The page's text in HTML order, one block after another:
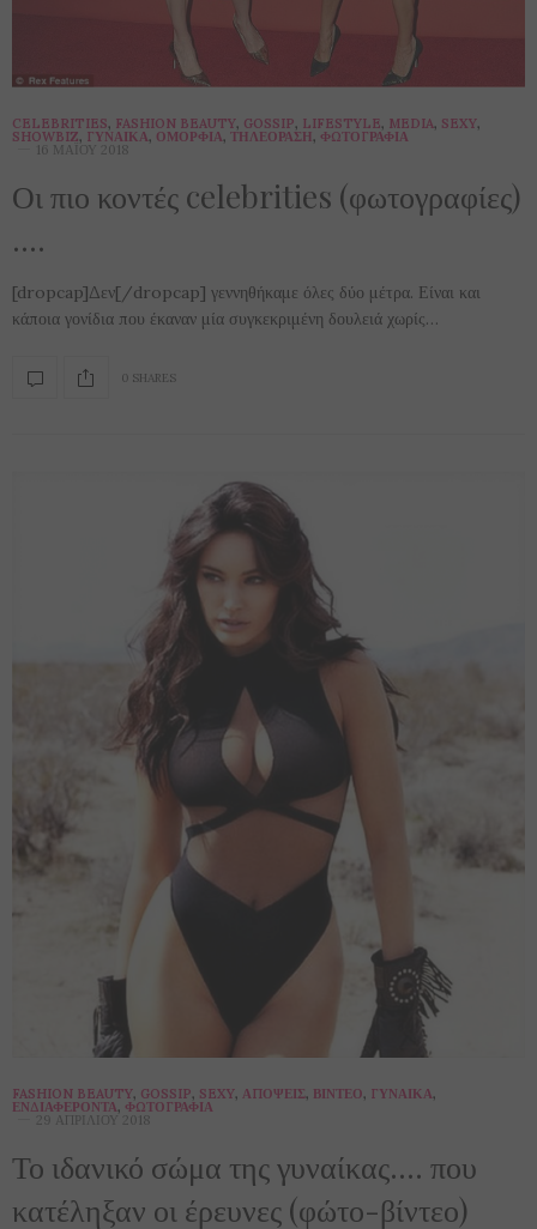
CELEBRITIES, FASHION BEAUTY, GOSSIP, LIFESTYLE, MEDIA, SEXY,
SHOWBIZ, ΓΥΝΑΊΚΑ, ΟΜΟΡΦΙΆ, ΤΗΛΕΌΡΑΣΗ, ΦΩΤΟΓΡΑΦΊΑ
16 ΜΑΪ́ΟΥ 2018
Οι πιο κοντές celebrities (φωτογραφίες)
….
[dropcap]Δεν[/dropcap] γεννηθήκαμε όλες δύο μέτρα. Είναι και
κάποια γονίδια που έκαναν μία συγκεκριμένη δουλειά χωρίς…
0 SHARES
FASHION BEAUTY, GOSSIP, SEXY, ΑΠΌΨΕΙΣ, ΒΊΝΤΕΟ, ΓΥΝΑΊΚΑ,
ΕΝΔΙΑΦΈΡΟΝΤΑ, ΦΩΤΟΓΡΑΦΊΑ
29 ΑΠΡΙΛΊΟΥ 2018
Το ιδανικό σώμα της γυναίκας…. που
κατέληξαν οι έρευνες (φώτο-βίντεο)